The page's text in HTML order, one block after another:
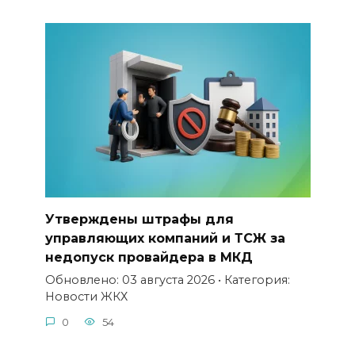
Утверждены штрафы для
управляющих компаний и ТСЖ за
недопуск провайдера в МКД
Обновлено: 03 августа 2026 • Категория:
Новости ЖКХ
0 54